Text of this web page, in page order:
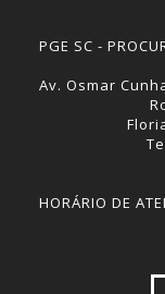
PGE SC -
Av. Osmar
HORÁRIO DE